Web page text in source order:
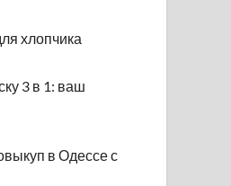
хлопчика
3 в 1: ваш
в Одессе с